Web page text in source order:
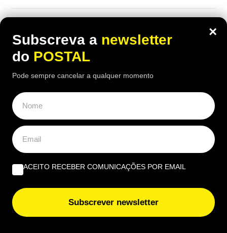
POLÍTICA
Bancada PSD na Assembleia Municipal
de Faro participa contrato de 140 mil
×
Subscreva a newsletter
do POSTAL
Pode sempre cancelar a qualquer momento
ACEITO RECEBER COMUNICAÇÕES POR EMAIL
Subscrever newsletter